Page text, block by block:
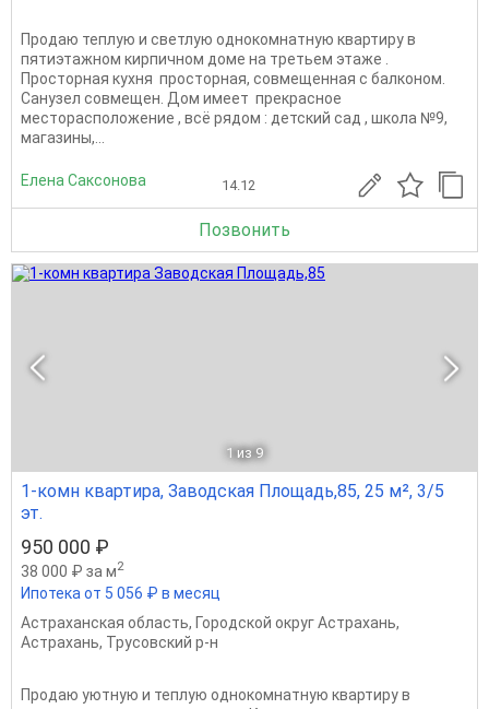
Продаю теплую и светлую однокомнатную квартиру в
пятиэтажном кирпичном доме на третьем этаже .
Просторная кухня просторная, совмещенная с балконом.
Санузел совмещен. Дом имеет прекрасное
месторасположение , всё рядом : детский сад , школа №9,
магазины,...
Елена Саксонова 14.12
Позвонить
1 из 9
1-комн квартира, Заводская Площадь,85, 25 м², 3/5
эт.
950 000 ₽
38 000 ₽ за м2
Ипотека от 5 056 ₽ в месяц
Астраханская область, Городской округ Астрахань,
Астрахань, Трусовский р-н
Продаю уютную и теплую однокомнатную квартиру в